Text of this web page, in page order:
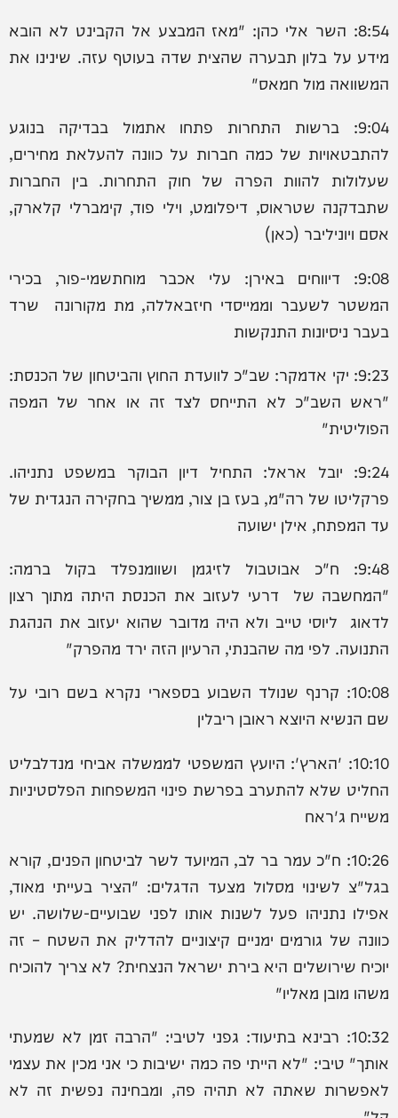
8:54: ‏השר אלי כהן: "מאז המבצע אל הקבינט לא הובא
מידע על בלון תבערה שהצית שדה בעוטף עזה. שינינו את
המשוואה מול חמאס"
9:04: ‏ברשות התחרות פתחו אתמול בבדיקה בנוגע
להתבטאויות של כמה חברות על כוונה להעלאת מחירים,
שעלולות להוות הפרה של חוק התחרות. בין החברות
שתבדקנה שטראוס, דיפלומט, וילי פוד, קימברלי קלארק,
אסם ויוניליבר (כאן)
9:08: דיווחים באירן: עלי אכבר מוחתשמי-פור, בכירי
המשטר לשעבר וממייסדי חיזבאללה, מת מקורונה שרד
בעבר ניסיונות התנקשות
9:23: יקי אדמקר: שב"כ לוועדת החוץ והביטחון של הכנסת:
"ראש השב"כ לא התייחס לצד זה או אחר של המפה
הפוליטית"
9:24: יובל אראל: התחיל דיון הבוקר במשפט נתניהו.
פרקליטו של רה"מ, בעז בן צור, ממשיך בחקירה הנגדית של
עד המפתח, אילן ישועה
9:48: ח"כ אבוטבול לזיגמן ושוומנפלד בקול ברמה:
"המחשבה של דרעי לעזוב את הכנסת היתה מתוך רצון
לדאוג ליוסי טייב ולא היה מדובר שהוא יעזוב את הנהגת
התנועה. לפי מה שהבנתי, הרעיון הזה ירד מהפרק"
10:08: קרנף שנולד השבוע בספארי נקרא בשם רובי על
שם הנשיא היוצא ראובן ריבלין
10:10: 'הארץ': היועץ המשפטי לממשלה אביחי מנדלבליט
החליט שלא להתערב בפרשת פינוי המשפחות הפלסטיניות
משייח ג'ראח
10:26: ‏ח"כ ‎עמר בר לב, המיועד לשר לביטחון הפנים, קורא
בגל"צ לשינוי מסלול מצעד הדגלים: "הציר בעייתי מאוד,
אפילו נתניהו פעל לשנות אותו לפני שבועיים-שלושה. יש
כוונה של גורמים ימניים קיצוניים להדליק את השטח – זה
יוכיח שירושלים היא בירת ישראל הנצחית? לא צריך להוכיח
משהו מובן מאליו"
10:32: רבינא בתיעוד: ‏גפני לטיבי: "הרבה זמן לא שמעתי
אותך" טיבי: "לא הייתי פה כמה ישיבות כי אני מכין את עצמי
לאפשרות שאתה לא תהיה פה, ומבחינה נפשית זה לא